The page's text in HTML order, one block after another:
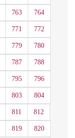
763 764
771 772
779 780
787 788
795 796
803 804
811 812
819 820